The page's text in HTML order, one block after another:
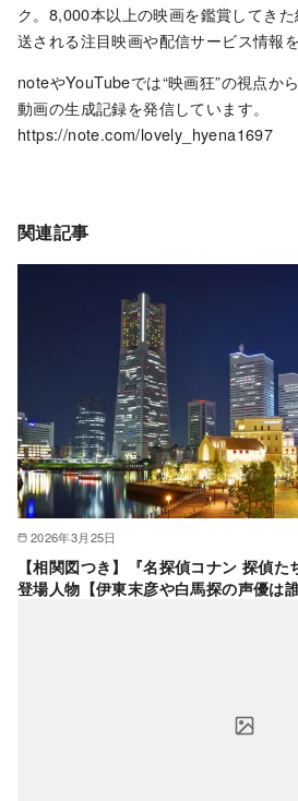
ク。8,000本以上の映画を鑑賞してき
送される注目映画や配信サービス情報
noteやYouTubeでは“映画狂”の視点か
動画の生成記録を発信しています。
https://note.com/lovely_hyena1697
関連記事
2026年3月25日
【相関図つき】『名探偵コナン 探偵
登場人物【伊東末彦や白馬探の声優は誰